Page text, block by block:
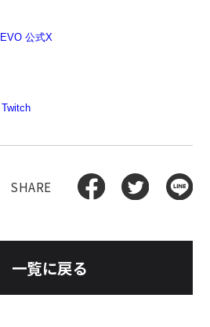
EVO 公式X
Twitch
一覧に戻る